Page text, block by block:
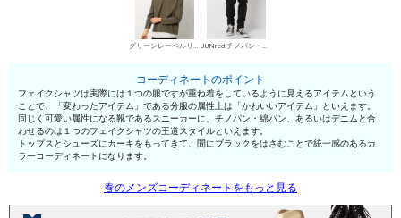
グリーンレーベルリラクシング フェイクシャツ JUNred チノパン・綿パン
コーディネートのポイント
フェイクシャツは実際には１つの服ですが重ね着をしているように見えるアイテムという
ことで、「変わったアイテム」である分服の属性上は「かわいいアイテム」といえます。
同じく可愛い属性になる靴であるスニーカーに、チノパン・綿パン、あるいはデニムと合
わせるのは１つのフェイクシャツの王道スタイルといえます。
トップスとシューズにカーキをもってきて、間にブラックをはさむことで統一感のあるカ
ラーコーディネートになります。
春のメンズコーディネートをもっと見る